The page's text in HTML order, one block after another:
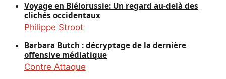
Voyage en Biélorussie: Un regard au-delà des
clichés occidentaux
Philippe Stroot
Barbara Butch : décryptage de la dernière
offensive médiatique
Contre Attaque